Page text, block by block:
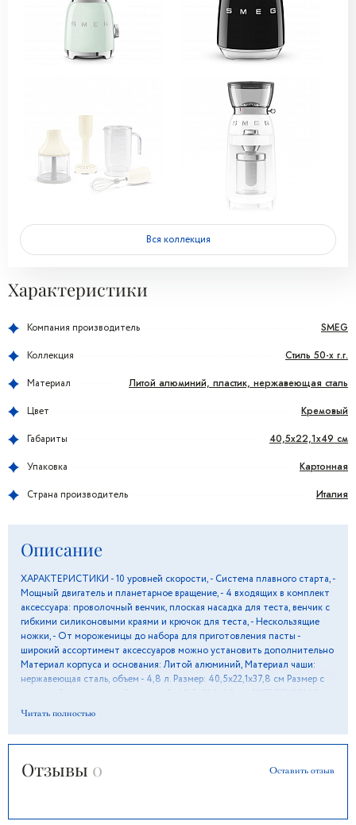
Вся коллекция
Характеристики
Компания производитель SMEG
Коллекция Стиль 50-х г.г.
Материал Литой алюминий, пластик, нержавеющая сталь
Цвет Кремовый
Габариты 40,5х22,1х49 см
Упаковка Картонная
Страна производитель Италия
Описание
ХАРАКТЕРИСТИКИ - 10 уровней скорости, - Система плавного старта, -
Мощный двигатель и планетарное вращение, - 4 входящих в комплект
аксессуара: проволочный венчик, плоская насадка для теста, венчик с
гибкими силиконовыми краями и крючок для теста, - Нескользящие
ножки, - От мороженицы до набора для приготовления пасты -
широкий ассортимент аксессуаров можно установить дополнительно
Материал корпуса и основания: Литой алюминий, Материал чаши:
нержавеющая сталь, объем - 4,8 л. Размер: 40,5х22,1х37,8 см Размер с
КОМПЛЕКТЕ Венчик для взбивания легких продуктов (белков, сливок),
алюминий - 1 Крюк для теста, алюминий - 1 Чаша, нержавеющая сталь - 1
Мощность: 800 Вт Напряжение: 220-240 В Частота тока: 50/60 Гц
Длина кабеля: 1 м
Читать полностью
Отзывы 0 Оставить отзыв